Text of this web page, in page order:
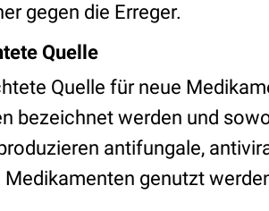
gegen die Erreger.
Quelle
Quelle für neue
bezeichnet werden und
antifungale,
genutzt